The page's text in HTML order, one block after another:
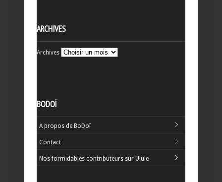
ARCHIVES
Archives
BODOÏ
A propos de BoDoï
Contact
Nos formidables contributeurs sur Ulule